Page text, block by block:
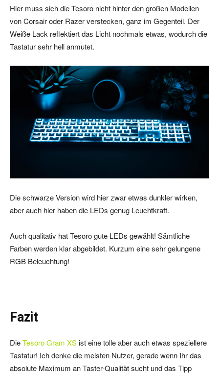
Hier muss sich die Tesoro nicht hinter den großen Modellen
von Corsair oder Razer verstecken, ganz im Gegenteil. Der
Weiße Lack reflektiert das Licht nochmals etwas, wodurch die
Tastatur sehr hell anmutet.
Die schwarze Version wird hier zwar etwas dunkler wirken,
aber auch hier haben die LEDs genug Leuchtkraft.
Auch qualitativ hat Tesoro gute LEDs gewählt! Sämtliche
Farben werden klar abgebildet. Kurzum eine sehr gelungene
RGB Beleuchtung!
Fazit
DieTesoro Gram XSist eine tolle aber auch etwas speziellere
Tastatur! Ich denke die meisten Nutzer, gerade wenn Ihr das
absolute Maximum an Taster-Qualität sucht und das Tipp